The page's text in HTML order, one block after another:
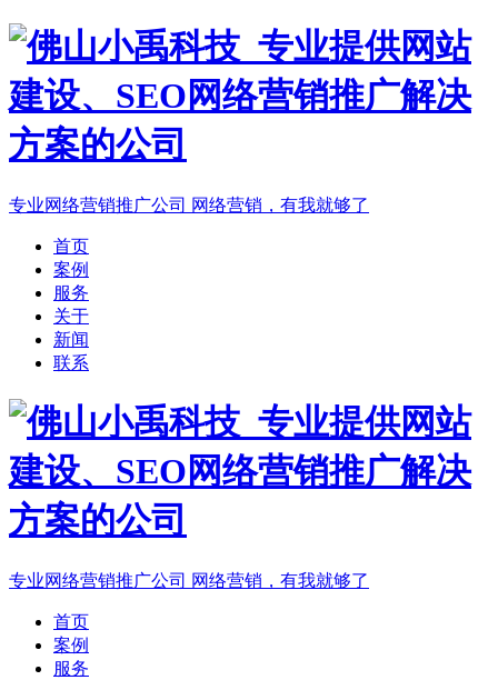
专业网络营销推广公司 网络营销，有我就够了
首页
案例
服务
关于
新闻
联系
专业网络营销推广公司 网络营销，有我就够了
首页
案例
服务